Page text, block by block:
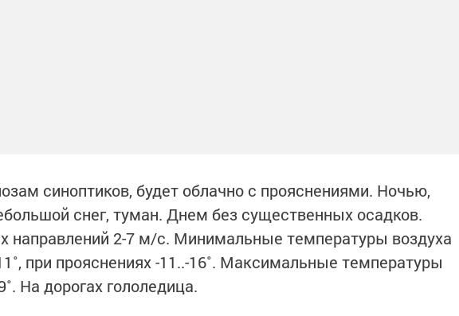
синоптиков, будет облачно с прояснениями. Ночью,
снег, туман. Днем без существенных осадков.
направлений 2-7 м/с. Минимальные температуры воздуха
при прояснениях -11..-16˚. Максимальные температуры
На дорогах гололедица.